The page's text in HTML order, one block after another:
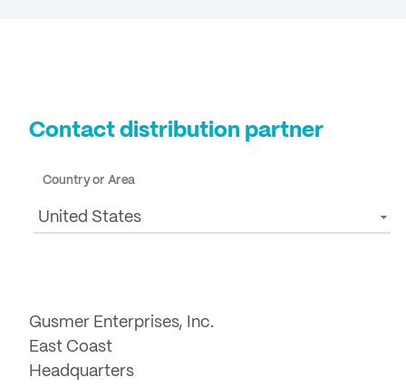
Contact distribution partner
Country or Area
United States
Gusmer Enterprises, Inc.
East Coast
Headquarters